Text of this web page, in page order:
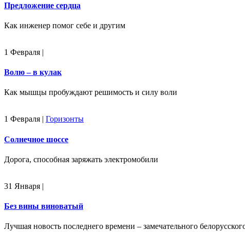
Предложение сердца
Как инженер помог себе и другим
1 Февраля |
Волю – в кулак
Как мышцы пробуждают решимость и силу воли
1 Февраля | Горизонты
Солнечное шоссе
Дорога, способная заряжать электромобили
31 Января |
Без вины виноватый
Лучшая новость последнего времени – замечательного